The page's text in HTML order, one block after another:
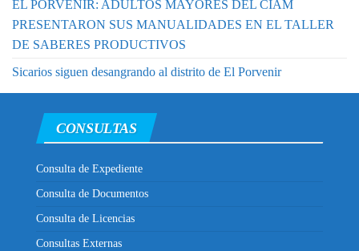
EL PORVENIR: ADULTOS MAYORES DEL CIAM
PRESENTARON SUS MANUALIDADES EN EL TALLER
DE SABERES PRODUCTIVOS
Sicarios siguen desangrando al distrito de El Porvenir
CONSULTAS
Consulta de Expediente
Consulta de Documentos
Consulta de Licencias
Consultas Externas